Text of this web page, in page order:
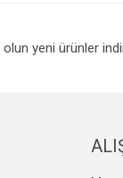
olun yeni ürünler